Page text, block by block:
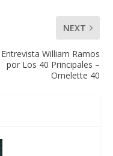
NEXT
Entrevista William Ramos
por Los 40 Principales –
Omelette 40